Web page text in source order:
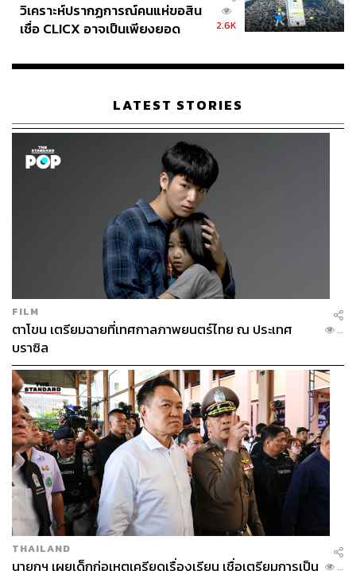
วิเคราะห์ปรากฏการณ์คนแห่ขอสิน
เชื่อ CLICX อาจเป็นเพียงยอด
เรือนไทยที่ถูกซุกไว้
2.6K
LATEST STORIES
FILM
ตาโขน เตรียมฉายที่เทศกาลภาพยนตร์ไทย ณ ประเทศ
บราซิล
...
THAILAND
นายกฯ เผยเด็กก่อเหตุเครียดเรื่องเรียน เชื่อเตรียมการเป็น
...